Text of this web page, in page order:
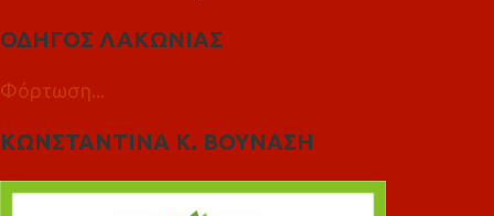
ΟΔΗΓΟΣ ΛΑΚΩΝΙΑΣ
Φόρτωση...
ΚΩΝΣΤΑΝΤΙΝΑ Κ. ΒΟΥΝΑΣΗ